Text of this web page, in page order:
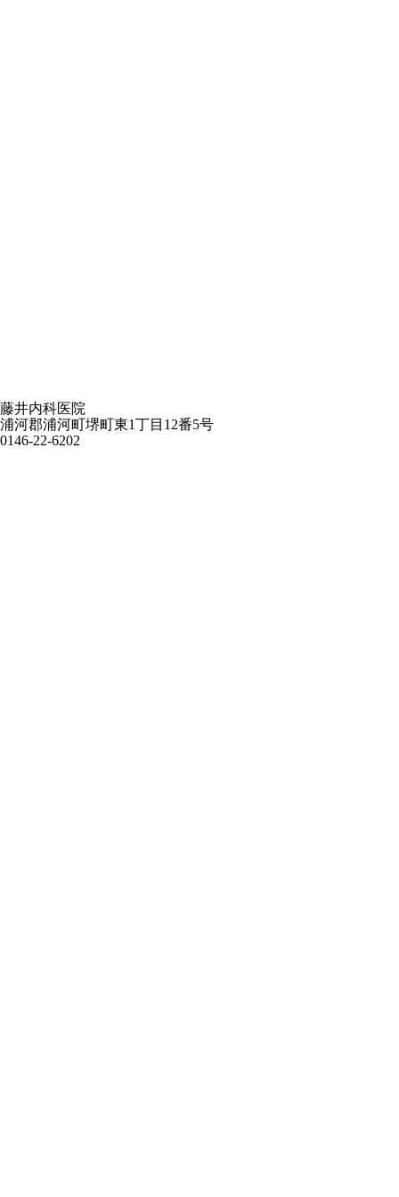
藤井内科医院
浦河郡浦河町堺町東1丁目12番5号
0146-22-6202